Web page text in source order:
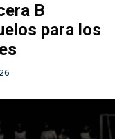
B
para los